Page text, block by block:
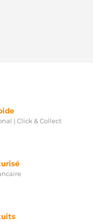
| Click & Collect